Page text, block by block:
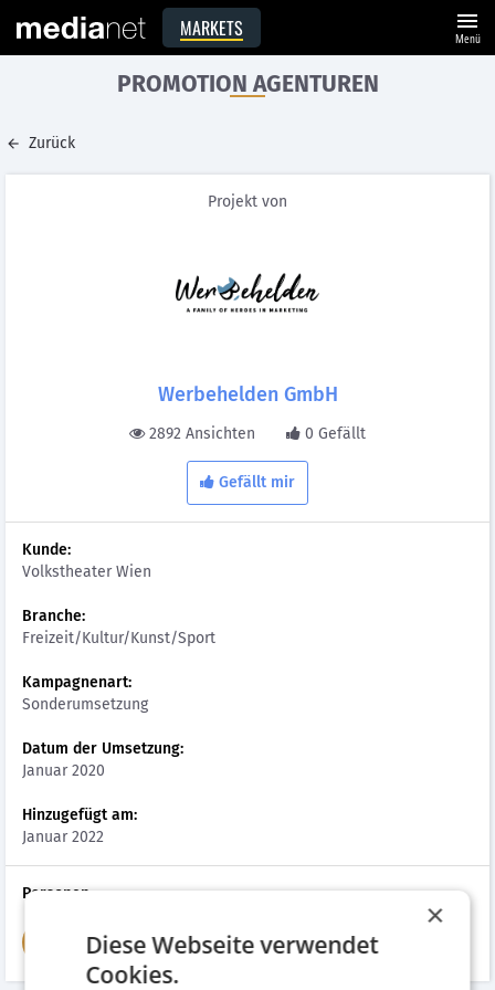
MARKETS menu
Menü
PROMOTION AGENTUREN
Zurück
Projekt von
Werbehelden GmbH
2892 Ansichten 0 Gefällt
Gefällt mir
Kunde:
Volkstheater Wien
Branche:
Freizeit/Kultur/Kunst/Sport
Kampagnenart:
Sonderumsetzung
Datum der Umsetzung:
Januar 2020
Hinzugefügt am:
Januar 2022
Personen
Ernst Buchinger
CEO
×
Diese Webseite verwendet
Cookies.